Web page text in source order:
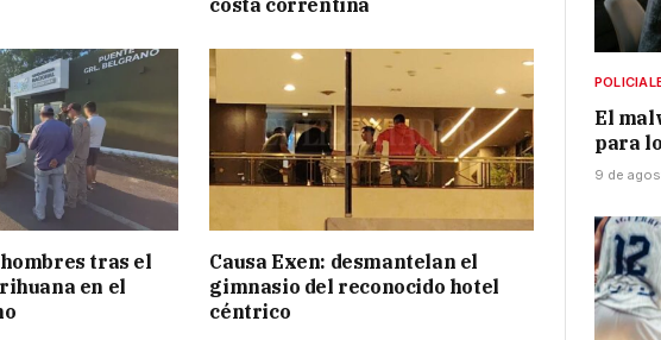
tras el
en el
Causa Exen: desmantelan el
gimnasio del reconocido hotel
céntrico
El
para
9 de